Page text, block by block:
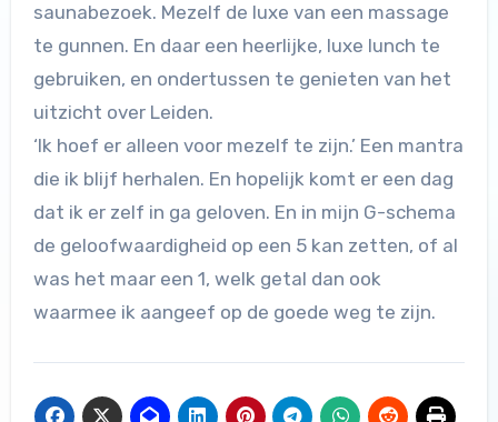
saunabezoek. Mezelf de luxe van een massage
te gunnen. En daar een heerlijke, luxe lunch te
gebruiken, en ondertussen te genieten van het
uitzicht over Leiden.
‘Ik hoef er alleen voor mezelf te zijn.’ Een mantra
die ik blijf herhalen. En hopelijk komt er een dag
dat ik er zelf in ga geloven. En in mijn G-schema
de geloofwaardigheid op een 5 kan zetten, of al
was het maar een 1, welk getal dan ook
waarmee ik aangeef op de goede weg te zijn.